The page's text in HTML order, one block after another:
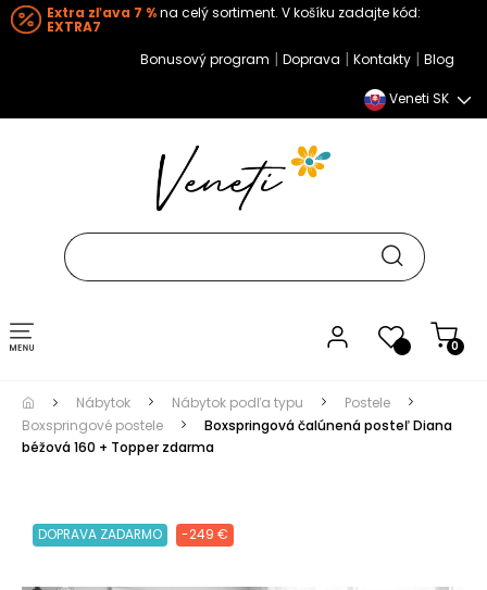
Extra zľava 7 %na celý sortiment. V košíku zadajte kód:
EXTRA7
Bonusový program | Doprava | Kontakty | Blog
Veneti SK
0
Toggle navigation
Nábytok Nábytok podľa typu
Postele
Boxspringové postele
Boxspringová čalúnená posteľ Diana
béžová 160 + Topper zdarma
DOPRAVA ZADARMO -249 €